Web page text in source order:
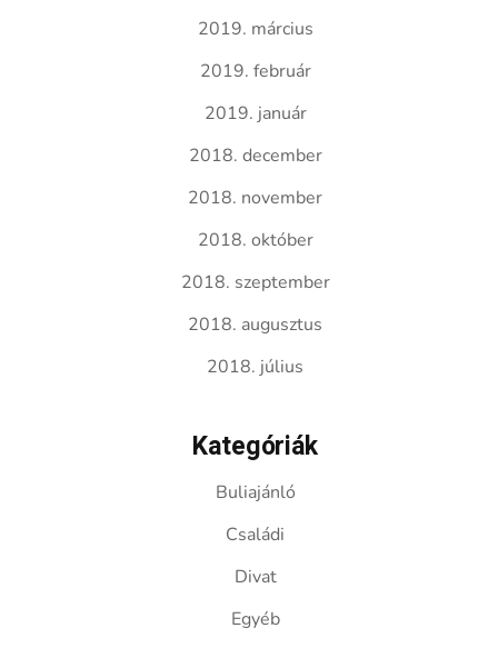
2019. március
2019. február
2019. január
2018. december
2018. november
2018. október
2018. szeptember
2018. augusztus
2018. július
Kategóriák
Buliajánló
Családi
Divat
Egyéb